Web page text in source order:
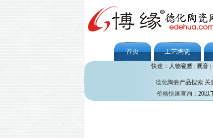
首页 工艺陶瓷
快速： 人物瓷塑 观音|
德化陶瓷产品搜索 关
价格快速查询： 20以